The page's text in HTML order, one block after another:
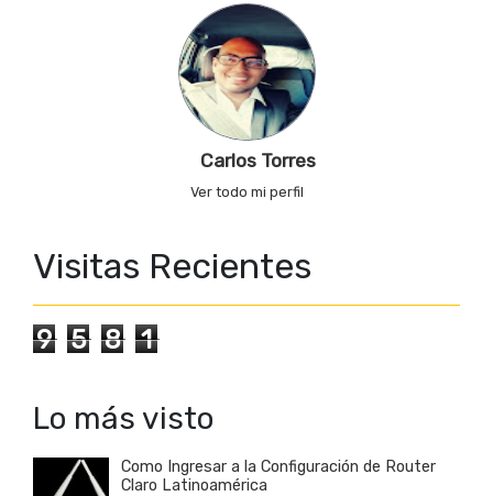
Carlos Torres
Ver todo mi perfil
Visitas Recientes
9 5 8 1
Lo más visto
Como Ingresar a la Configuración de Router
Claro Latinoamérica